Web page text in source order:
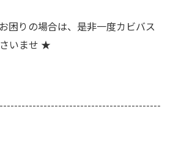
困りの場合は、是非一度カビバス
いませ ★